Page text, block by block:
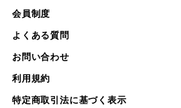
会員制度
よくある質問
お問い合わせ
利用規約
特定商取引法に基づく表示